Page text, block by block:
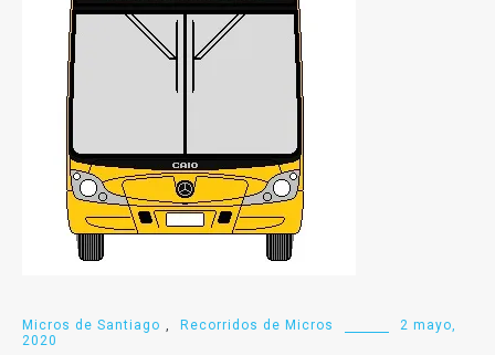
Micros de Santiago , Recorridos de Micros
2 mayo,
2020